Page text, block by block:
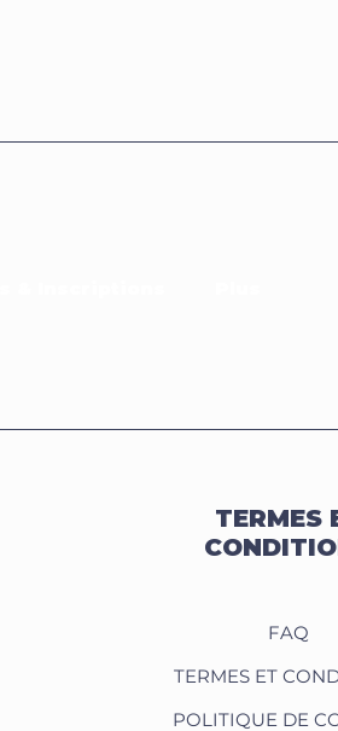
TERMES
FAQ
TERMES ET
POLITIQUE DE